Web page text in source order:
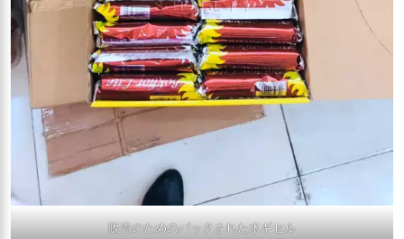
販売のためのパックされた水ギセル